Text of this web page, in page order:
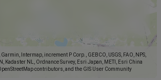
Intermap, increment P Corp., GEBCO, USGS, FAO, NPS,
Kadaster NL, Ordnance Survey, Esri Japan, METI, Esri China
contributors, and the GIS User Community